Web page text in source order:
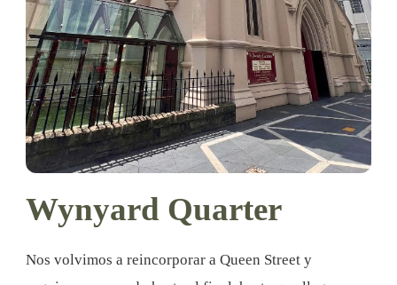
Wynyard Quarter
Nos volvimos a reincorporar a Queen Street y